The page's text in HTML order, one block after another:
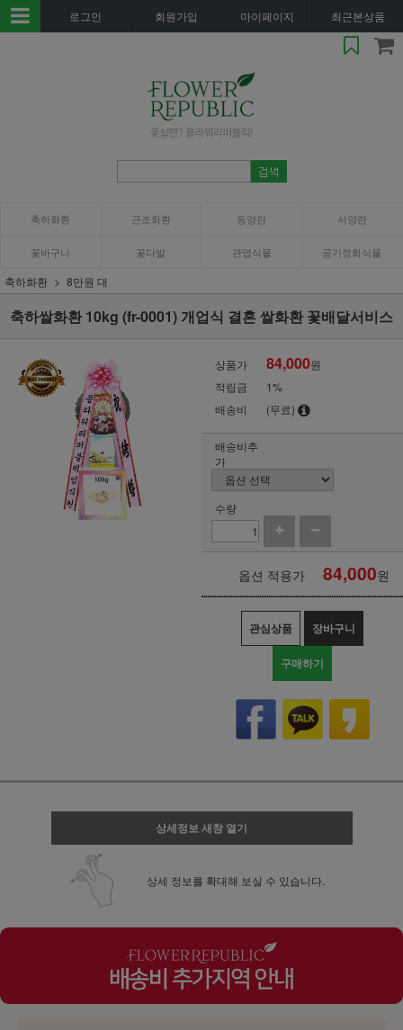
로그인 회원가입 마이페이지 최근본상품
축하화환 근조화환 동양란 서양란
꽃바구니 꽃다발 관엽식물 공기정화식물
축하화환 8만원 대
축하쌀화환 10kg (fr-0001) 개업식 결혼 쌀화환 꽃배달서비스
상품가 84,000원
적립금
1%
배송비
(무료)
배송비추
가
수량
옵션 적용가 84,000원
관심상품 장바구니
구매하기
상세정보 새창 열기
상세 정보를 확대해 보실 수 있습니다.